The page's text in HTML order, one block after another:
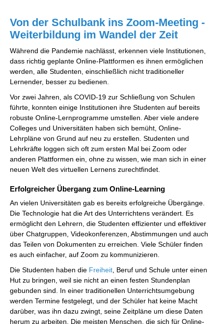
Von der Schulbank ins Zoom-Meeting -
Weiterbildung im Wandel der Zeit
Während die Pandemie nachlässt, erkennen viele Institutionen,
dass richtig geplante Online-Plattformen es ihnen ermöglichen
werden, alle Studenten, einschließlich nicht traditioneller
Lernender, besser zu bedienen.
Vor zwei Jahren, als COVID-19 zur Schließung von Schulen
führte, konnten einige Institutionen ihre Studenten auf bereits
robuste Online-Lernprogramme umstellen. Aber viele andere
Colleges und Universitäten haben sich bemüht, Online-
Lehrpläne von Grund auf neu zu erstellen. Studenten und
Lehrkräfte loggen sich oft zum ersten Mal bei Zoom oder
anderen Plattformen ein, ohne zu wissen, wie man sich in einer
neuen Welt des virtuellen Lernens zurechtfindet.
Erfolgreicher Übergang zum Online-Learning
An vielen Universitäten gab es bereits erfolgreiche Übergänge.
Die Technologie hat die Art des Unterrichtens verändert. Es
ermöglicht den Lehrern, die Studenten effizienter und effektiver
über Chatgruppen, Videokonferenzen, Abstimmungen und auch
das Teilen von Dokumenten zu erreichen. Viele Schüler finden
es auch einfacher, auf Zoom zu kommunizieren.
Die Studenten haben die Freiheit , Beruf und Schule unter einen
Hut zu bringen, weil sie nicht an einen festen Stundenplan
gebunden sind. In einer traditionellen Unterrichtsumgebung
werden Termine festgelegt, und der Schüler hat keine Macht
darüber, was ihn dazu zwingt, seine Zeitpläne um diese Daten
herum zu arbeiten. Die meisten Menschen, die sich für Online-